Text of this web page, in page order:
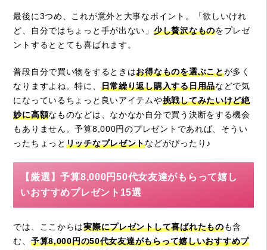
最後に3つめ、これが意外と大事なポイント。「欲しいけれ
ど、自分ではちょっと手が出ない」 少し贅沢なものをプレゼ
ントするととても喜ばれます。
普段自分で買い物をするときはお得なものを選ぶことが多く
なりますよね。特に、 日常繰り返し購入する日用品などで気
になっているちょっと良いアイテムや挑戦してみたいけど絶
妙に高額なものなどは、なかなか自分で買う決断をする機会
もありません。予算8,000円のプレゼントであれば、そうい
ったちょっと リッチなプレゼントなどがぴったり♪
【厳選】予算8,000円50代女友達がもらって嬉し
いおすすめプレゼント15選
では、ここからは実際にプレゼントして喜ばれたものも含
む、 予算8,000円の50代女友達がもらって嬉しいおすすめプ